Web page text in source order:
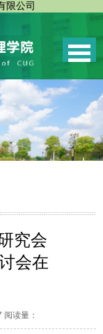
限公司
究会
会在
读量：